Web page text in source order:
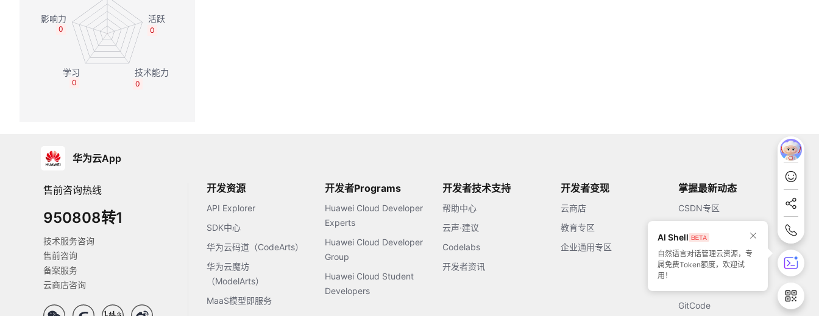
0
0
0
0
华为云App
售前咨询热线
950808转1
技术服务咨询
售前咨询
备案服务
云商店咨询
开发资源
API Explorer
SDK中心
华为云码道（CodeArts）
华为云魔坊
（ModelArts）
MaaS模型即服务
开发者Programs
Huawei Cloud Developer
Experts
Huawei Cloud Developer
Group
Huawei Cloud Student
Developers
开发者技术支持
帮助中心
云声·建议
Codelabs
开发者资讯
开发者变现
云商店
教育专区
企业通用专区
掌握最新动态
CSDN专区
51CTO
GitCode
AI Shell
自然语言对话管理云资源，专
属免费Token额度，欢迎试
用！